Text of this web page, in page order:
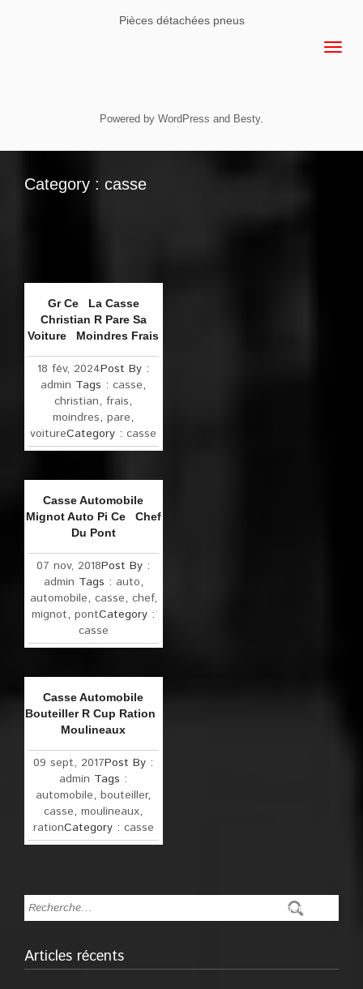
Pièces détachées pneus
Powered by WordPress and Besty.
Category : casse
Gr Ce La Casse
Christian R Pare Sa
Voiture Moindres Frais
18 fév, 2024Post By :
admin Tags :casse,
christian,frais,
moindres,pare,
voitureCategory :casse
Casse Automobile
Mignot Auto Pi Ce Chef
Du Pont
07 nov, 2018Post By :
admin Tags : auto,
automobile, casse, chef,
mignot,pontCategory :
casse
Casse Automobile
Bouteiller R Cup Ration
Moulineaux
09 sept, 2017Post By :
admin Tags :
automobile,bouteiller,
casse,moulineaux,
rationCategory : casse
Articles récents